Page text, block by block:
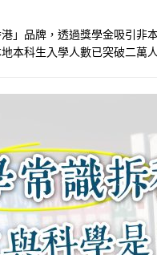
」品牌，透過獎學金吸引非
本科生入學人數已突破二萬